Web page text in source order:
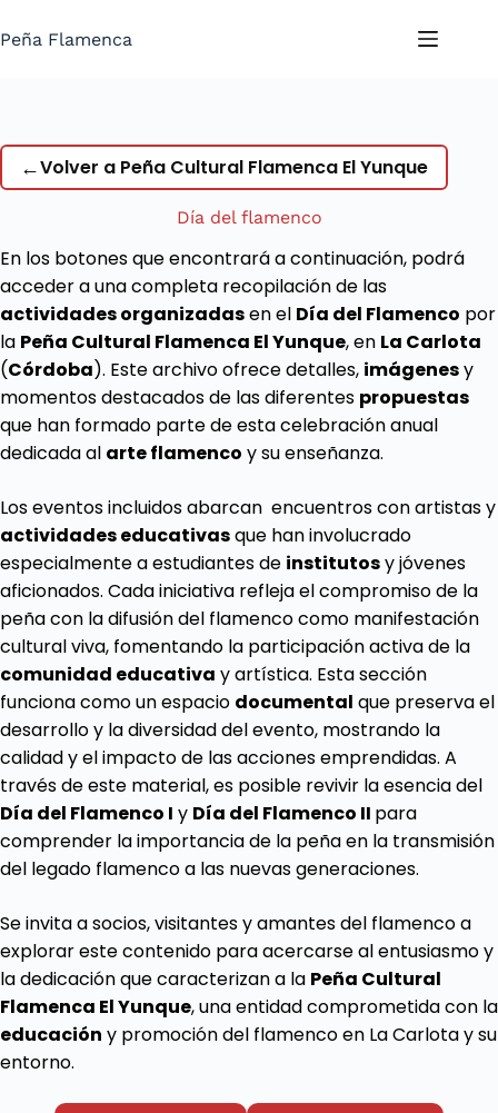
al
Peña Flamenca
←Volver a Peña Cultural Flamenca El Yunque
Día del flamenco
En los botones que encontrará a continuación, podrá
acceder a una completa recopilación de las
actividades organizadasen el Día del Flamenco por
la Peña Cultural Flamenca El Yunque, en La Carlota
(Córdoba). Este archivo ofrece detalles, imágenesy
momentos destacados de las diferentes propuestas
que han formado parte de esta celebración anual
dedicada al arte flamenco y su enseñanza.
Los eventos incluidos abarcan encuentros con artistas y
actividades educativasque han involucrado
especialmente a estudiantes de institutosy jóvenes
aficionados. Cada iniciativa refleja el compromiso de la
peña con la difusión del flamenco como manifestación
cultural viva, fomentando la participación activa de la
comunidad educativa y artística. Esta sección
funciona como un espacio documental que preserva el
desarrollo y la diversidad del evento, mostrando la
calidad y el impacto de las acciones emprendidas. A
través de este material, es posible revivir la esencia del
Día del Flamenco I y Día del Flamenco II para
comprender la importancia de la peña en la transmisión
del legado flamenco a las nuevas generaciones.
Se invita a socios, visitantes y amantes del flamenco a
explorar este contenido para acercarse al entusiasmo y
la dedicación que caracterizan a la Peña Cultural
Flamenca El Yunque, una entidad comprometida con la
educación y promoción del flamenco en La Carlota y su
entorno.